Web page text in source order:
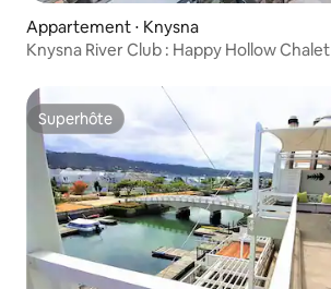
Appartement ⋅ Knysna
Knysna River Club : Happy Hollow Chalet
Superhôte
Superhôte